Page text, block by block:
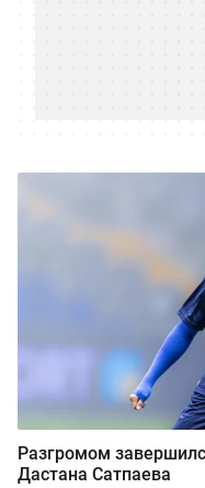
Разгромом
Дастана Сатпаева